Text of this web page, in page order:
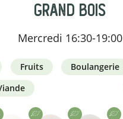
Grand Bois
Mercredi 16:30-19:00
fruits boulangerie
viande